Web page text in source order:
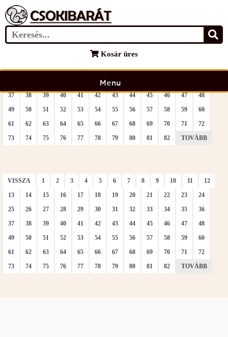
Kosár üres
Menu
5 6 7
30 31
37
38 39 40 41 42 43 44 45 46 47
48
49
50 51 52 53 54 55 56 57 58 59
60
61
62 63 64 65 66 67 68 69 70 71
72
73
74 75 76 77 78 79 80 81 82 TOVÁBB
VISSZA 1 2 3 4 5 6 7 8 9 10 11
12
13
14 15 16 17 18 19 20 21 22 23
24
25
26 27 28 29 30 31 32 33 34 35
36
37
38 39 40 41 42 43 44 45 46 47
48
49
50 51 52 53 54 55 56 57 58 59
60
61
62 63 64 65 66 67 68 69 70 71
72
73
74 75 76 77 78 79 80 81 82 TOVÁBB